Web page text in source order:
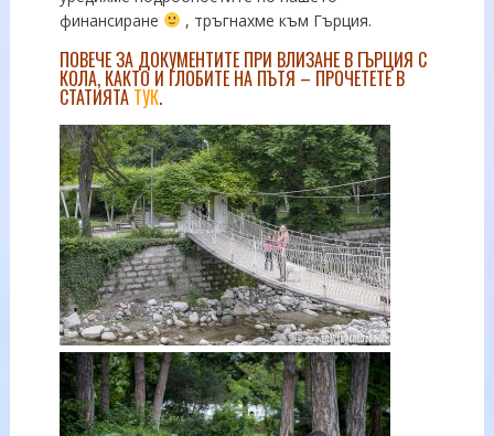
финансиране
, тръгнахме към Гърция.
ПОВЕЧЕ ЗА ДОКУМЕНТИТЕ ПРИ ВЛИЗАНЕ В ГЪРЦИЯ С
КОЛА, КАКТО И ГЛОБИТЕ НА ПЪТЯ – ПРОЧЕТЕТЕ В
СТАТИЯТА ТУК.